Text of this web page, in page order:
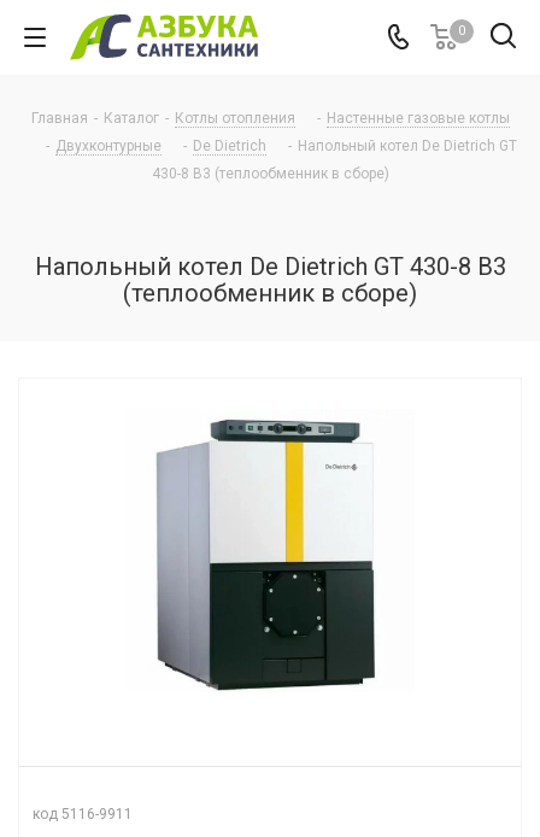
0
Главная - Каталог - Котлы отопления - Настенные газовые котлы
- Двухконтурные - De Dietrich - Напольный котел De Dietrich GT
430-8 B3 (теплообменник в сборе)
Напольный котел De Dietrich GT 430-8 B3
(теплообменник в сборе)
код 5116-9911